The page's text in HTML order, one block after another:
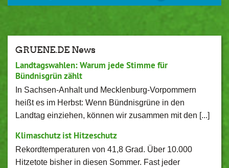
GRUENE.DE News
Landtagswahlen: Warum jede Stimme für
Bündnisgrün zählt
In Sachsen-Anhalt und Mecklenburg-Vorpommern
heißt es im Herbst: Wenn Bündnisgrüne in den
Landtag einziehen, können wir zusammen mit den [...]
Klimaschutz ist Hitzeschutz
Rekordtemperaturen von 41,8 Grad. Über 10.000
Hitzetote bisher in diesen Sommer. Fast jeder